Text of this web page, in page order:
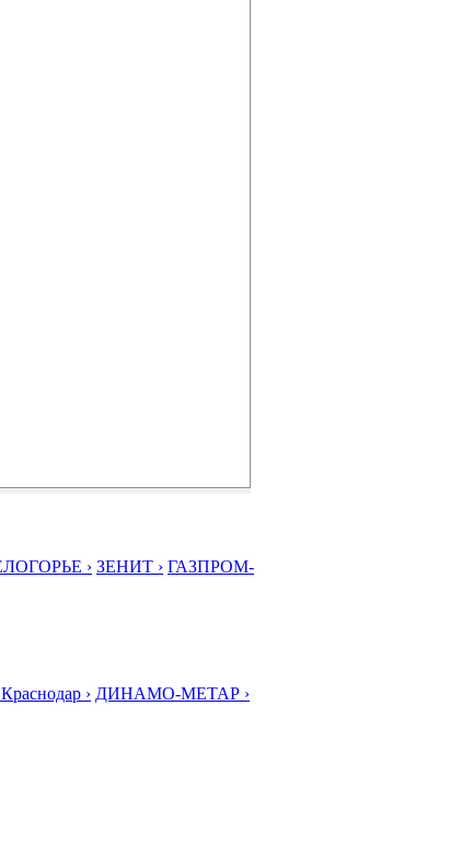
› ЗЕНИТ › ГАЗПРОМ-
› ДИНАМО-МЕТАР ›